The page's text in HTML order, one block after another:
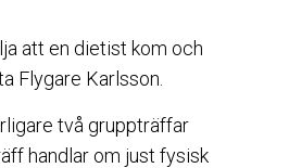
att en dietist kom och
Flygare Karlsson.
två gruppträffar
handlar om just fysisk